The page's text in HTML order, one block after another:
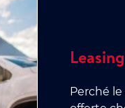
Perché